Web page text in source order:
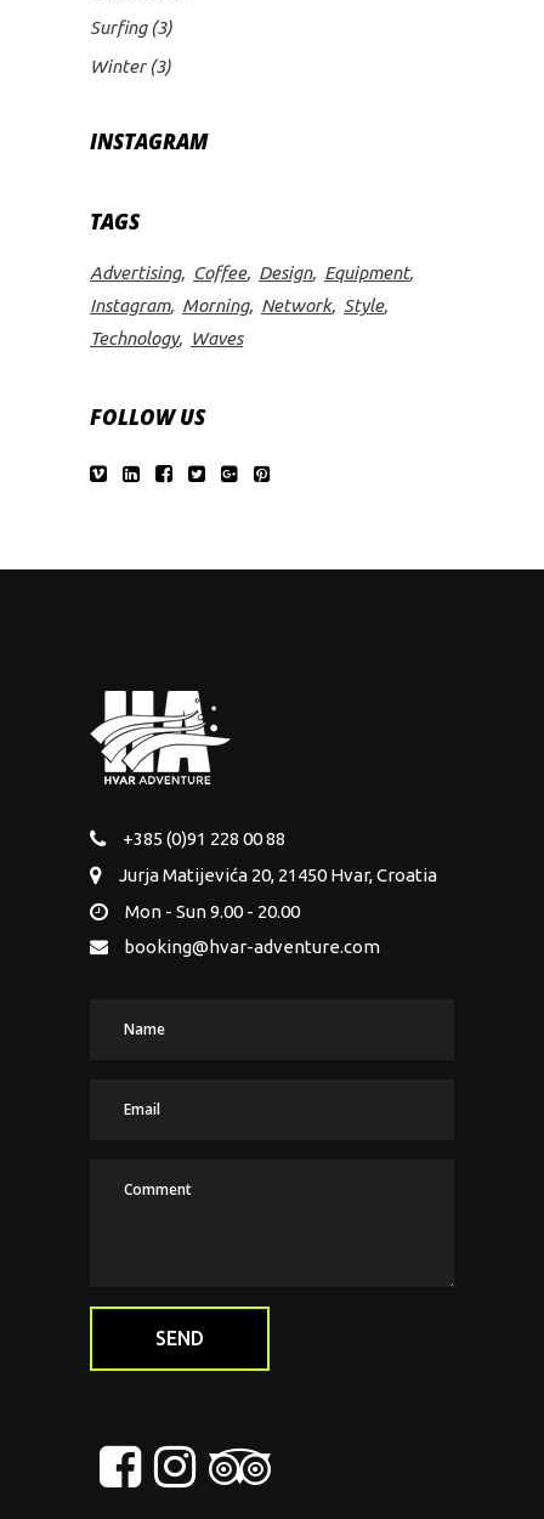
Surfing(3)
Winter(3)
INSTAGRAM
TAGS
Advertising Coffee Design
Equipment
Instagram
Morning Network
Style
Technology
Waves
FOLLOW US
+385 (0)91 228 00 88
Jurja Matijevića 20, 21450 Hvar, Croatia
Mon - Sun 9.00 - 20.00
booking@hvar-adventure.com